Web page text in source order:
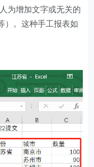
为增加文字或无关的
）。这种手工报表如